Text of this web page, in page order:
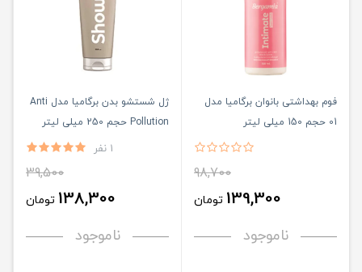
فوم بهداشتی بانوان برگامیا مدل
01 حجم 150 میلی لیتر
98,700
139,300 تومان
ناموجود
ژل شستشو بدن برگامیا مدل Anti
Pollution حجم 250 میلی لیتر
1 نفر
39,500
138,300 تومان
ناموجود